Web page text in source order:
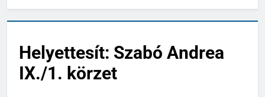
Helyettesít: Szabó Andrea
IX./1. körzet